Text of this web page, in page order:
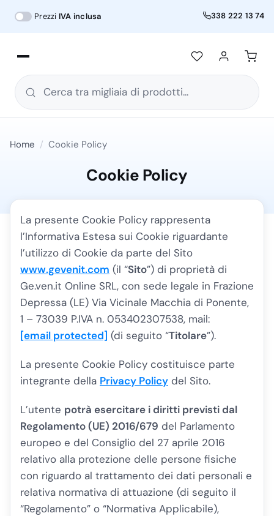
Prezzi IVA inclusa 338 222 13 74
Cerca tra migliaia di prodotti...
Home / Cookie Policy
Cookie Policy
La presente Cookie Policy rappresenta
l’Informativa Estesa sui Cookie riguardante
l’utilizzo di Cookie da parte del Sito
www.gevenit.com (il “Sito”) di proprietà di
Ge.ven.it Online SRL, con sede legale in Frazione
Depressa (LE) Via Vicinale Macchia di Ponente,
1 – 73039 P.IVA n. 053402307538, mail:
[email protected] (di seguito “Titolare”).
La presente Cookie Policy costituisce parte
integrante della Privacy Policy del Sito.
L’utente potrà esercitare i diritti previsti dal
Regolamento (UE) 2016/679 del Parlamento
europeo e del Consiglio del 27 aprile 2016
relativo alla protezione delle persone fisiche
con riguardo al trattamento dei dati personali e
relativa normativa di attuazione (di seguito il
“Regolamento” o “Normativa Applicabile),